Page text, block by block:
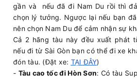
gần và nếu đã đi Nam Du rồi thì
chọn lý tưởng. Ngược lại nếu bạn
nên chọn Nam Du để cảm nhận sự
Cả 2 hãng tàu này đều xuất phát
nếu đi từ Sài Gòn bạn có thể đi xe
đón tàu. (Đặt xe: TẠI ĐÂY)
- Tàu cao tốc đi Hòn Sơn: Có tàu